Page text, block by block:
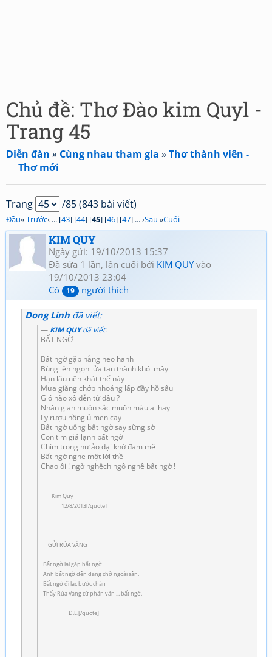
Chủ đề: Thơ Đào kim Quyl -
Trang 45
Diễn đàn » Cùng nhau tham gia »Thơ thành viên -
Thơ mới
Trang /85 (843 bài viết)
Đầu«Trước‹ ... [43] [44] [45] [46] [47] ... ›Sau »Cuối
KIM QUY
Ngày gửi: 19/10/2013 15:37
Đã sửa 1 lần, lần cuối bởi KIM QUYvào
19/10/2013 23:04
Có
19 người thích
Dong Linh đã viết:
KIM QUYđã viết:
BẤT NGỜ
Bất ngờ gặp nắng heo hanh
Bùng lên ngọn lửa tan thành khói mây
Hạn lâu nên khát thế này
Mưa giăng chớp nhoáng lấp đầy hồ sâu
Gió nào xô đễn từ đâu ?
Nhân gian muôn sắc muôn màu ai hay
Ly rượu nồng ủ men cay
Bất ngờ uống bất ngờ say sững sờ
Con tim giá lạnh bất ngờ
Chìm trong hư ảo dại khờ đam mê
Bất ngờ nghe một lời thề
Chao ôi ! ngờ nghệch ngô nghê bất ngờ !
Kim Quy
12/8/2013[/quote]
GỬI RÙA VÀNG
Bất ngờ lại gặp bất ngờ
Anh bất ngờ đến đang chờ ngoài sân.
Bất ngờ đi lạc bước chân
Thấy Rùa Vàng cứ phân vân ... bất ngờ.
Đ.L.[/quote]